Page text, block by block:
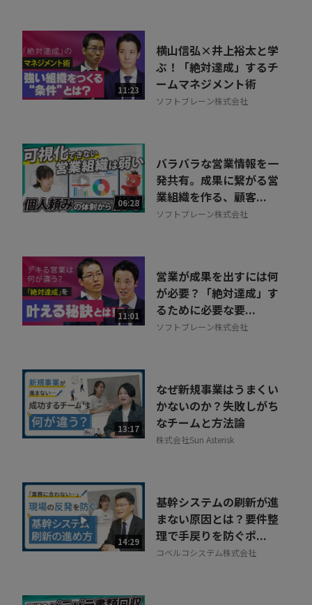
11:23
横山信弘×井上裕太と学
ぶ！「絶対達成」するチ
ームマネジメント術
ソフトブレーン株式会社
06:28
バラバラな営業情報を一
発共有。成果に繋がる営
業組織を作る、顧客...
ソフトブレーン株式会社
11:01
営業が成果を出すには何
が必要？「絶対達成」す
るために必要な要...
ソフトブレーン株式会社
13:17
なぜ新規事業はうまくい
かないのか？失敗しがち
なチームと方法論
株式会社Sun Asterisk
14:29
基幹システムの刷新が進
まない原因とは？要件整
理で手戻りを防ぐポ...
コベルコシステム株式会社